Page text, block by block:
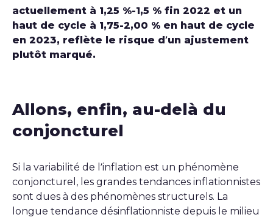
actuellement à 1,25 %-1,5 % fin 2022 et un
haut de cycle à 1,75-2,00 % en haut de cycle
en 2023, reflète le risque d’un ajustement
plutôt marqué.
Allons, enfin, au-delà du
conjoncturel
Si la variabilité de l’inflation est un phénomène
conjoncturel, les grandes tendances inflationnistes
sont dues à des phénomènes structurels. La
longue tendance désinflationniste depuis le milieu